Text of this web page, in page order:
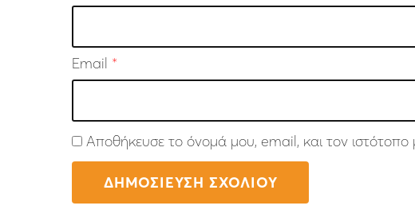
Email *
Αποθήκευσε το όνομά μου, email, και τον